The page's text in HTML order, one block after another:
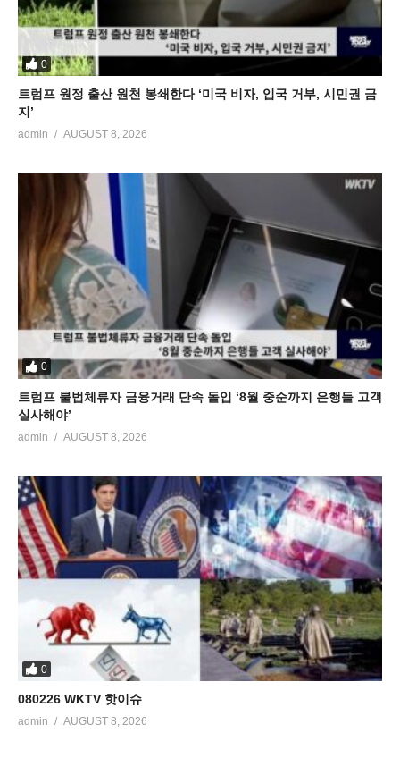
0
트럼프 원정 출산 원천 봉쇄한다 ‘미국 비자, 입국 거부, 시민권 금
지’
admin AUGUST 8, 2026
0
트럼프 불법체류자 금융거래 단속 돌입 ‘8월 중순까지 은행들 고객
실사해야’
admin AUGUST 8, 2026
0
080226 WKTV 핫이슈
admin AUGUST 8, 2026